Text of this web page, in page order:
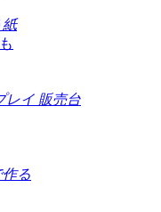
紙
レイ 販売台
る